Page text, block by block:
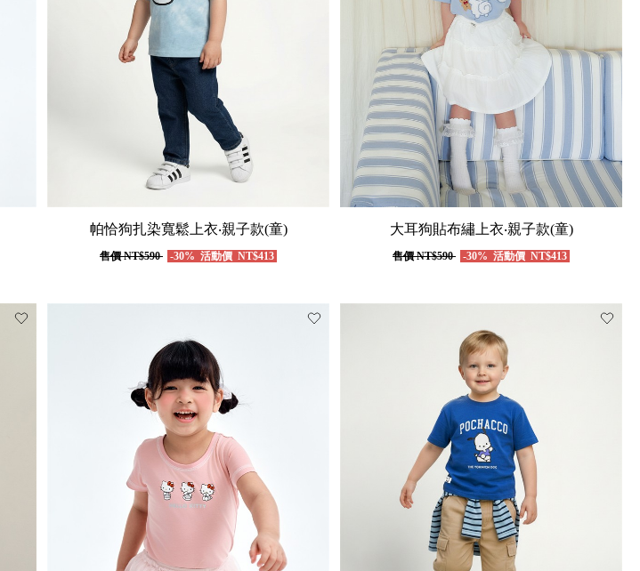
帕恰狗扎染寬鬆上衣‧親子款(童)
售價NT$590 -30% 活動價 NT$413
大耳狗貼布繡上衣‧親子款(童)
售價NT$590 -30% 活動價 NT$413